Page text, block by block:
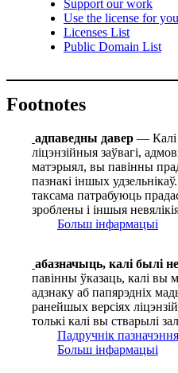
Support our work
Use the license for
Licenses List
Public Domain List
Footnotes
адпаведны давер — Калі
ліцэнзійныя заўвагі,
матэрыял, вы павінны
пазнакі іншых
таксама патрабуюць
зроблены і іншыя
Больш інфармацыі
абазначыць, калі былі
павінны ўказаць, калі вы
адзнаку аб папярэдніх
ранейшых версіях
толькі калі вы стварылі
Падручнік
Больш інфармацыі